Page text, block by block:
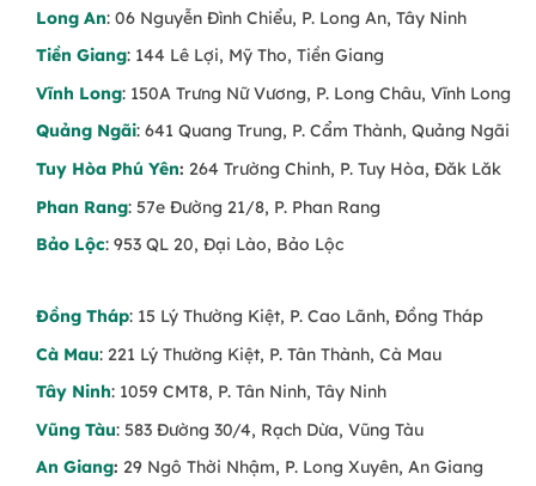
Long An: 06 Nguyễn Đình Chiểu, P. Long An, Tây Ninh
Tiền Giang: 144 Lê Lợi, Mỹ Tho, Tiền Giang
Vĩnh Long: 150A Trưng Nữ Vương, P. Long Châu, Vĩnh Long
Quảng Ngãi: 641 Quang Trung, P. Cẩm Thành, Quảng Ngãi
Tuy Hòa Phú Yên: 264 Trường Chinh, P. Tuy Hòa, Đăk Lăk
Phan Rang: 57e Đường 21/8, P. Phan Rang
Bảo Lộc: 953 QL 20, Đại Lào, Bảo Lộc
Đồng Tháp: 15 Lý Thường Kiệt, P. Cao Lãnh, Đồng Tháp
Cà Mau: 221 Lý Thường Kiệt, P. Tân Thành, Cà Mau
Tây Ninh: 1059 CMT8, P. Tân Ninh, Tây Ninh
Vũng Tàu: 583 Đường 30/4, Rạch Dừa, Vũng Tàu
An Giang: 29 Ngô Thời Nhậm, P. Long Xuyên, An Giang